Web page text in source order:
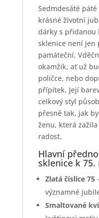
Sedmdesáté
krásné životní
dárky s přidanou
sklenice není jen
památeční.
okamžik, ať už
poličce, nebo
přípitek. Její
celkový styl
přesně tak, jak
ženu, která
radost.
Hlavní
sklenice k
Zlatá číslice 75
významné
Smaltované